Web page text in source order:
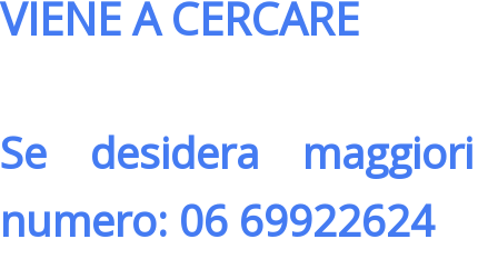
VIENE A CERCARE
Se desidera
numero: 06 69922624